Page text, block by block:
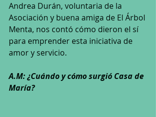
Andrea Durán, voluntaria de la
Asociación y buena amiga de El Árbol
Menta, nos contó cómo dieron el sí
para emprender esta iniciativa de
amor y servicio.
A.M: ¿Cuándo y cómo surgió Casa de
María?